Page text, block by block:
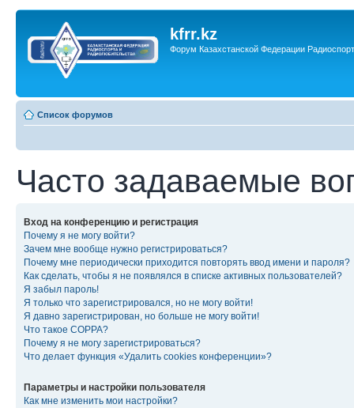
kfrr.kz
Форум Казахстанской Федерации
Список форумов
Часто задаваемые
Вход на конференцию и регистрация
Почему я не могу войти?
Зачем мне вообще нужно регистрироваться?
Почему мне периодически приходится повторять ввод имени и пароля?
Как сделать, чтобы я не появлялся в списке активных пользователей?
Я забыл пароль!
Я только что зарегистрировался, но не могу войти!
Я давно зарегистрирован, но больше не могу войти!
Что такое COPPA?
Почему я не могу зарегистрироваться?
Что делает функция «Удалить cookies конференции»?
Параметры и настройки пользователя
Как мне изменить мои настройки?